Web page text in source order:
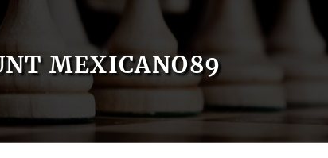
MEXICANO89